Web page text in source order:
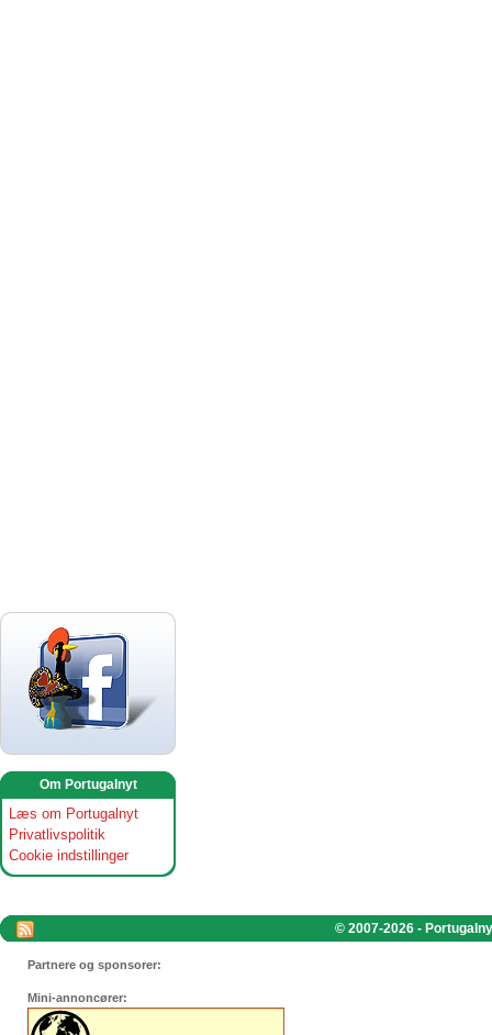
Om Portugalnyt
Læs om Portugalnyt
Privatlivspolitik
Cookie indstillinger
© 2007-2026 -
Partnere og sponsorer:
Mini-annoncører: